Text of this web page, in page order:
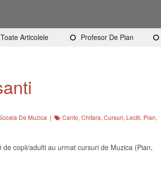
Articolele Profesor De Pian
De Muzica | Canto, Chitara, Cursuri, Lectii, Pian,
copii/adulti au urmat cursuri de Muzica (Pian,